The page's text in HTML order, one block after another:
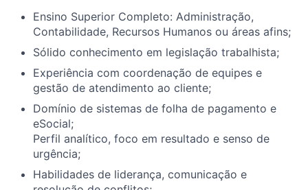
Ensino Superior Completo: Administração,
Contabilidade, Recursos Humanos ou áreas afins;
Sólido conhecimento em legislação trabalhista;
Experiência com coordenação de equipes e
gestão de atendimento ao cliente;
Domínio de sistemas de folha de pagamento e
eSocial;
Perfil analítico, foco em resultado e senso de
urgência;
Habilidades de liderança, comunicação e